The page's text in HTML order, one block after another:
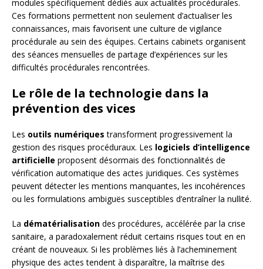
modules spécifiquement dédiés aux actualités procédurales.
Ces formations permettent non seulement d’actualiser les
connaissances, mais favorisent une culture de vigilance
procédurale au sein des équipes. Certains cabinets organisent
des séances mensuelles de partage d’expériences sur les
difficultés procédurales rencontrées.
Le rôle de la technologie dans la
prévention des vices
Les outils numériques transforment progressivement la
gestion des risques procéduraux. Les logiciels d’intelligence
artificielle proposent désormais des fonctionnalités de
vérification automatique des actes juridiques. Ces systèmes
peuvent détecter les mentions manquantes, les incohérences
ou les formulations ambiguës susceptibles d’entraîner la nullité.
La dématérialisation des procédures, accélérée par la crise
sanitaire, a paradoxalement réduit certains risques tout en en
créant de nouveaux. Si les problèmes liés à l’acheminement
physique des actes tendent à disparaître, la maîtrise des